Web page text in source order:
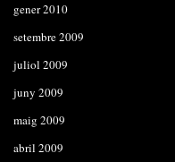
gener 2010
setembre 2009
juliol 2009
juny 2009
maig 2009
abril 2009